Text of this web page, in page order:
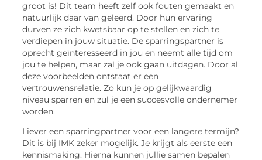
groot is! Dit team heeft zelf ook fouten gemaakt en
natuurlijk daar van geleerd. Door hun ervaring
durven ze zich kwetsbaar op te stellen en zich te
verdiepen in jouw situatie. De sparringspartner is
oprecht geïnteresseerd in jou en neemt alle tijd om
jou te helpen, maar zal je ook gaan uitdagen. Door al
deze voorbeelden ontstaat er een
vertrouwensrelatie. Zo kun je op gelijkwaardig
niveau sparren en zul je een succesvolle ondernemer
worden.
Liever een sparringpartner voor een langere termijn?
Dit is bij IMK zeker mogelijk. Je krijgt als eerste een
kennismaking. Hierna kunnen jullie samen bepalen